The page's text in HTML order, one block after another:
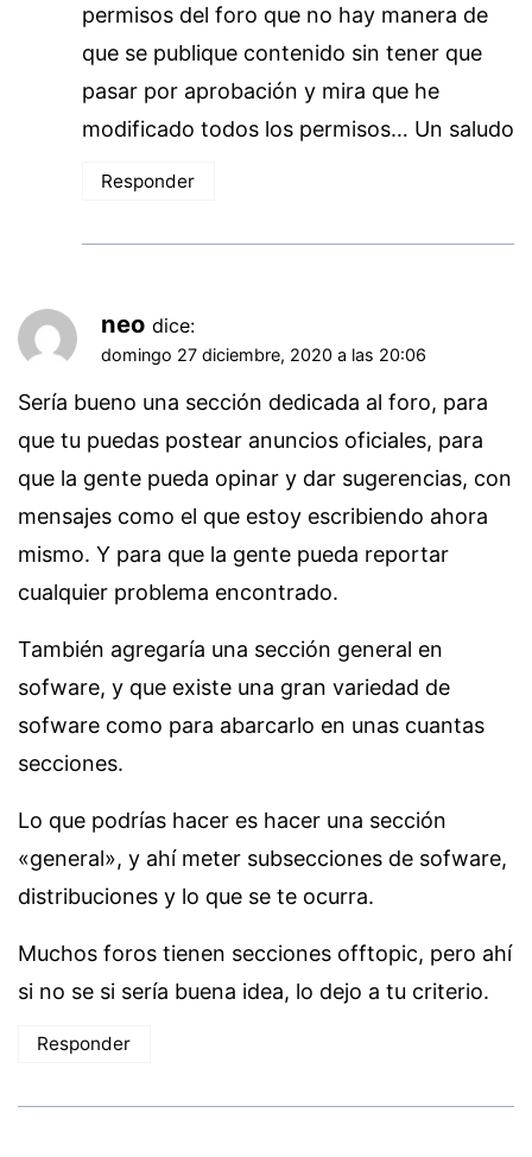
permisos del foro que no hay manera de
que se publique contenido sin tener que
pasar por aprobación y mira que he
modificado todos los permisos… Un saludo
Responder
neo dice:
domingo 27 diciembre, 2020 a las 20:06
Sería bueno una sección dedicada al foro, para
que tu puedas postear anuncios oficiales, para
que la gente pueda opinar y dar sugerencias, con
mensajes como el que estoy escribiendo ahora
mismo. Y para que la gente pueda reportar
cualquier problema encontrado.
También agregaría una sección general en
sofware, y que existe una gran variedad de
sofware como para abarcarlo en unas cuantas
secciones.
Lo que podrías hacer es hacer una sección
«general», y ahí meter subsecciones de sofware,
distribuciones y lo que se te ocurra.
Muchos foros tienen secciones offtopic, pero ahí
si no se si sería buena idea, lo dejo a tu criterio.
Responder